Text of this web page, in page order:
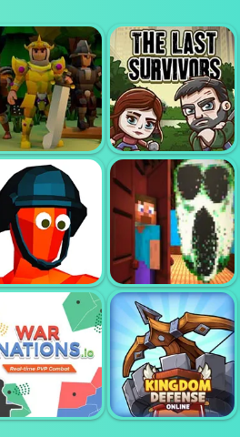
IO 마지막 생존자
미있는 슈터
크래프트 도어 호
러 런